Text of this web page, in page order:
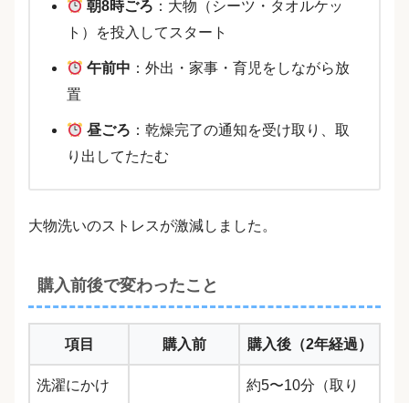
朝8時ごろ ：大物（シーツ・タオルケッ
ト）を投入してスタート
午前中 ：外出・家事・育児をしながら放
置
昼ごろ ：乾燥完了の通知を受け取り、取
り出してたたむ
大物洗いのストレスが激減しました。
購入前後で変わったこと
項目 購入前 購入後（2年経過）
洗濯にかけ
約5〜10分（取り